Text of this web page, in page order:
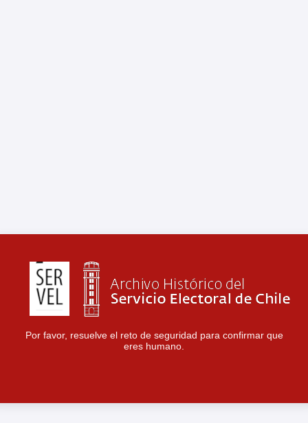
Por favor, resuelve el reto de seguridad para confirmar que
eres humano.